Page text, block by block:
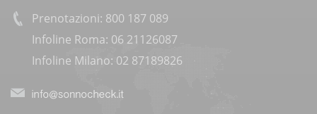
Prenotazioni: 800 187 089
Infoline Roma: 06 21126087
Infoline Milano: 02 87189826